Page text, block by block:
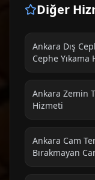
Diğer
Ankara Dış
Cephe Yıkama
Ankara Zemin
Hizmeti
Ankara Cam
Bırakmayan